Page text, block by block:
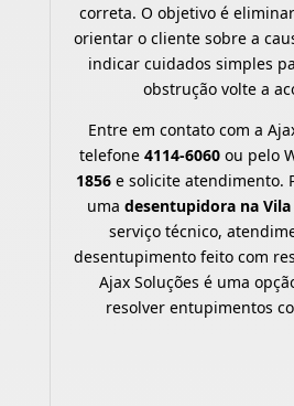
correta. O objetivo é
orientar o cliente sobre a
indicar cuidados simples
obstrução volte a
Entre em contato com a
telefone 4114-6060ou pelo
1856e solicite atendimento.
uma desentupidora na
serviço técnico,
desentupimento feito com
Ajax Soluções é uma
resolver entupimentos